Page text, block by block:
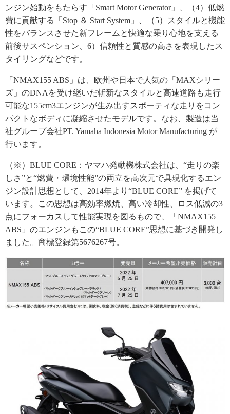
ンジン始動をもたらす「Smart Motor Generator」、（4）低燃
費に貢献する「Stop ＆ Start System」、（5）スタイルと機能
性をバランスさせた新フレームと快適な乗り心地を支える
前後サスペンション、6）信頼性と質感の高さを表現したス
タイリングなどです。
「NMAX155 ABS」は、欧州や日本で人気の「MAXシリー
ズ」のDNAを受け継いだ斬新なスタイルと高速道路も走行
可能な155cm3エンジンが生み出すスポーティな走りをコン
パクトなボディに凝縮させたモデルです。なお、製造は当
社グループ会社PT. Yamaha Indonesia Motor Manufacturing が
行います。
（※）BLUE CORE：ヤマハ発動機株式会社は、“走りの楽
しさ”と“燃費・環境性能”の両立を高次元で具現化するエン
ジン設計思想として、2014年より“BLUE CORE” を掲げて
います。この思想は高効率燃焼、高い冷却性、ロス低減の3
点にフォーカスして性能実現を図るもので、「NMAX155
ABS」のエンジンもこの“BLUE CORE”思想に基づき開発し
ました。商標登録第5676267号。